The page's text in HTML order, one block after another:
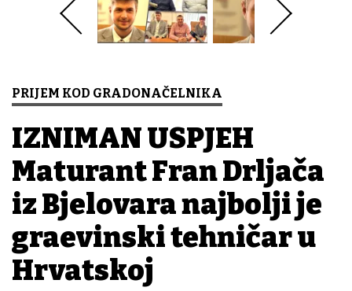
PRIJEM KOD GRADONAČELNIKA
IZNIMAN USPJEH
Maturant Fran Drljača
iz Bjelovara najbolji je
građevinski tehničar u
Hrvatskoj